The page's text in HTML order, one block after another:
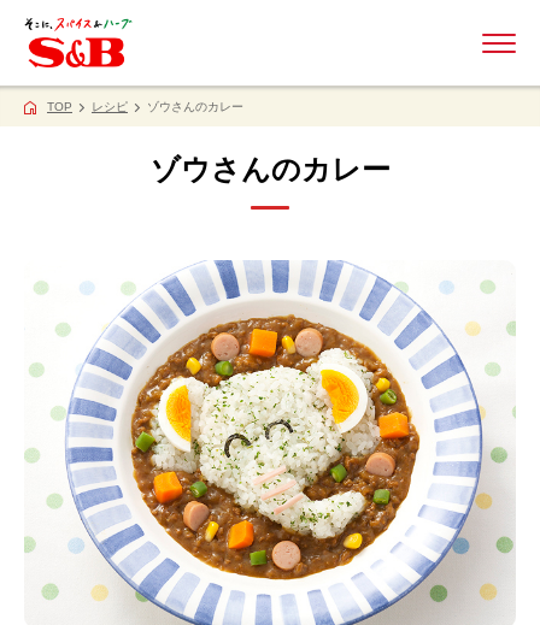
TOP レシピ ゾウさんのカレー
ゾウさんのカレー